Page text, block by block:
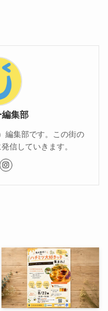
集部
編集部です。この街の
信していきます。